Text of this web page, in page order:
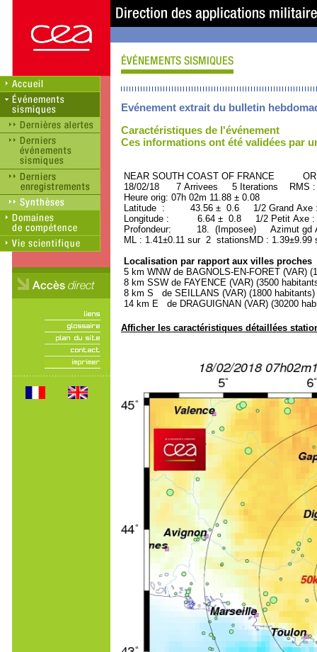
Evénement extrait du bulletin
Caractéristiques de l'événement
Ces informations ont été validées par
NEAR SOUTH COAST OF FRANCE
18/02/18 7 Arrivees 5 Iterations RMS
Heure orig: 07h 02m 11.88 ± 0.08
Latitude : 43.56 ± 0.6 1/2 Grand
Longitude : 6.64 ± 0.8 1/2 Petit Axe
Profondeur: 18. (Imposee) Azimut gd
ML : 1.41±0.11 sur 2 stationsMD :
Localisation par rapport aux villes proches
5 km WNW de BAGNOLS-EN-FORET (VAR)
8 km SSW de FAYENCE (VAR) (3500
8 km S de SEILLANS (VAR) (1800 habitants)
14 km E de DRAGUIGNAN (VAR) (30200
Afficher les caractéristiques détaillées